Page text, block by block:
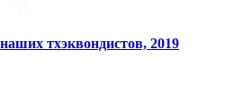
тхэквондистов, 2019